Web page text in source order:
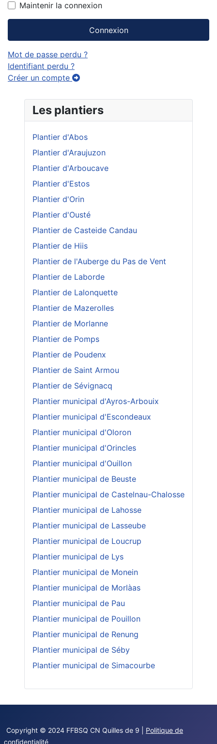
Maintenir la connexion
Connexion
Mot de passe perdu ?
Identifiant perdu ?
Créer un compte
Les plantiers
Plantier d'Abos
Plantier d'Araujuzon
Plantier d'Arboucave
Plantier d'Estos
Plantier d'Orin
Plantier d'Ousté
Plantier de Casteide Candau
Plantier de Hiis
Plantier de l'Auberge du Pas de Vent
Plantier de Laborde
Plantier de Lalonquette
Plantier de Mazerolles
Plantier de Morlanne
Plantier de Pomps
Plantier de Poudenx
Plantier de Saint Armou
Plantier de Sévignacq
Plantier municipal d'Ayros-Arbouix
Plantier municipal d'Escondeaux
Plantier municipal d'Oloron
Plantier municipal d'Orincles
Plantier municipal d'Ouillon
Plantier municipal de Beuste
Plantier municipal de Castelnau-Chalosse
Plantier municipal de Lahosse
Plantier municipal de Lasseube
Plantier municipal de Loucrup
Plantier municipal de Lys
Plantier municipal de Monein
Plantier municipal de Morlàas
Plantier municipal de Pau
Plantier municipal de Pouillon
Plantier municipal de Renung
Plantier municipal de Séby
Plantier municipal de Simacourbe
Copyright © 2024 FFBSQ CN Quilles de 9 | Politique de
confidentialité